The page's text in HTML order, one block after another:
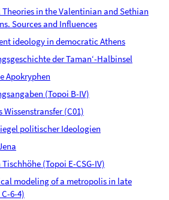
in the Valentinian and Sethian
Sources and Influences
ideology in democratic Athens
der Taman‘-Halbinsel
Apokryphen
(Topoi B-IV)
Wissenstransfer (C01)
politischer Ideologien
(Topoi E-CSG-IV)
modeling of a metropolis in late
6-4)